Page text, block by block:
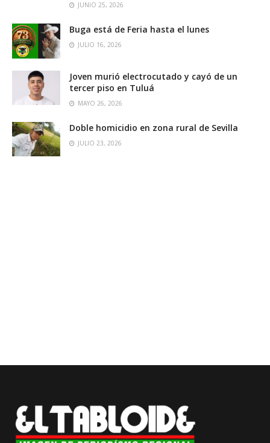
JUNIO 25, 2026
Buga está de Feria hasta el lunes
JULIO 16, 2026
Joven murió electrocutado y cayó de un
tercer piso en Tuluá
MAYO 26, 2026
Doble homicidio en zona rural de Sevilla
JULIO 23, 2026